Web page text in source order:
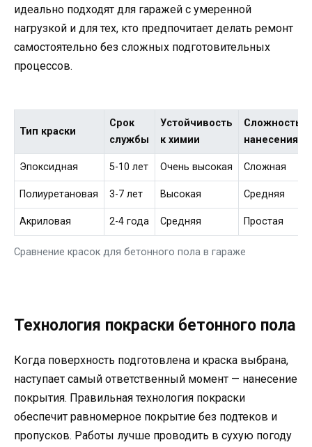
идеально подходят для гаражей с умеренной
нагрузкой и для тех, кто предпочитает делать ремонт
самостоятельно без сложных подготовительных
процессов.
Сравнение красок для бетонного пола в гараже
Тип краски
Срок
службы
Устойчивость
к химии
Сложность
нанесения
Эпоксидная 5-10 лет Очень высокая Сложная
Полиуретановая 3-7 лет Высокая Средняя
Акриловая 2-4 года Средняя Простая
Технология покраски бетонного пола
Когда поверхность подготовлена и краска выбрана,
наступает самый ответственный момент — нанесение
покрытия. Правильная технология покраски
обеспечит равномерное покрытие без подтеков и
пропусков. Работы лучше проводить в сухую погоду